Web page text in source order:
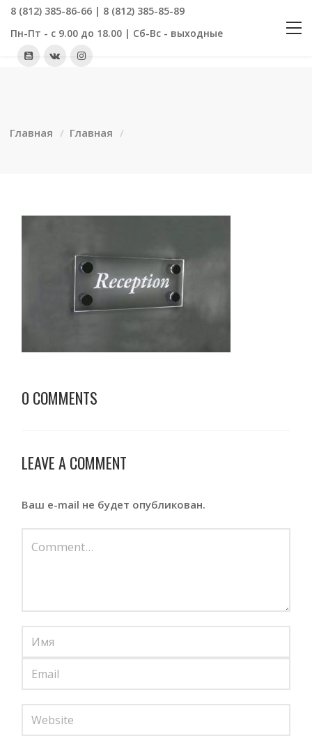
8 (812) 385-86-66 | 8 (812) 385-85-89
Пн-Пт - с 9.00 до 18.00 | Сб-Вс - выходные
Главная Главная
0 COMMENTS
LEAVE A COMMENT
Ваш e-mail не будет опубликован.